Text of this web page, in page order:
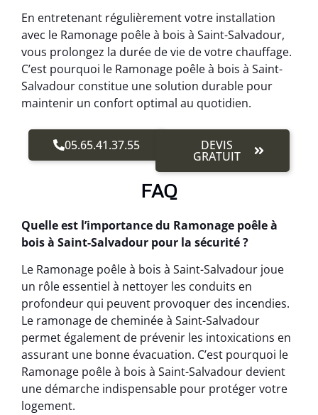
En entretenant régulièrement votre installation
avec le Ramonage poêle à bois à Saint-Salvadour,
vous prolongez la durée de vie de votre chauffage.
C’est pourquoi le Ramonage poêle à bois à Saint-
Salvadour constitue une solution durable pour
maintenir un confort optimal au quotidien.
05.65.41.37.55 DEVIS
GRATUIT
FAQ
Quelle est l’importance du Ramonage poêle à
bois à Saint-Salvadour pour la sécurité ?
Le Ramonage poêle à bois à Saint-Salvadour joue
un rôle essentiel à nettoyer les conduits en
profondeur qui peuvent provoquer des incendies.
Le ramonage de cheminée à Saint-Salvadour
permet également de prévenir les intoxications en
assurant une bonne évacuation. C’est pourquoi le
Ramonage poêle à bois à Saint-Salvadour devient
une démarche indispensable pour protéger votre
logement.